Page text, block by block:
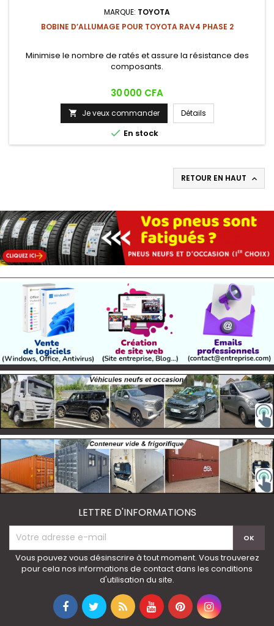
MARQUE: TOYOTA
BOBINE D’ALLUMAGE POUR TOYOTA RAV4 PHASE 2
Minimise le nombre de ratés et assure la résistance des
composants.
Prix
30 000 CFA
 Je veux commander Détails
 En stock
RETOUR EN HAUT 
LETTRE D'INFORMATIONS
Vous pouvez vous désinscrire à tout moment. Vous trouverez
pour cela nos informations de contact dans les conditions
d'utilisation du site.